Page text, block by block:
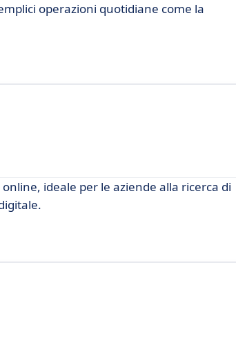
operazioni quotidiane come la
ideale per le aziende alla ricerca di